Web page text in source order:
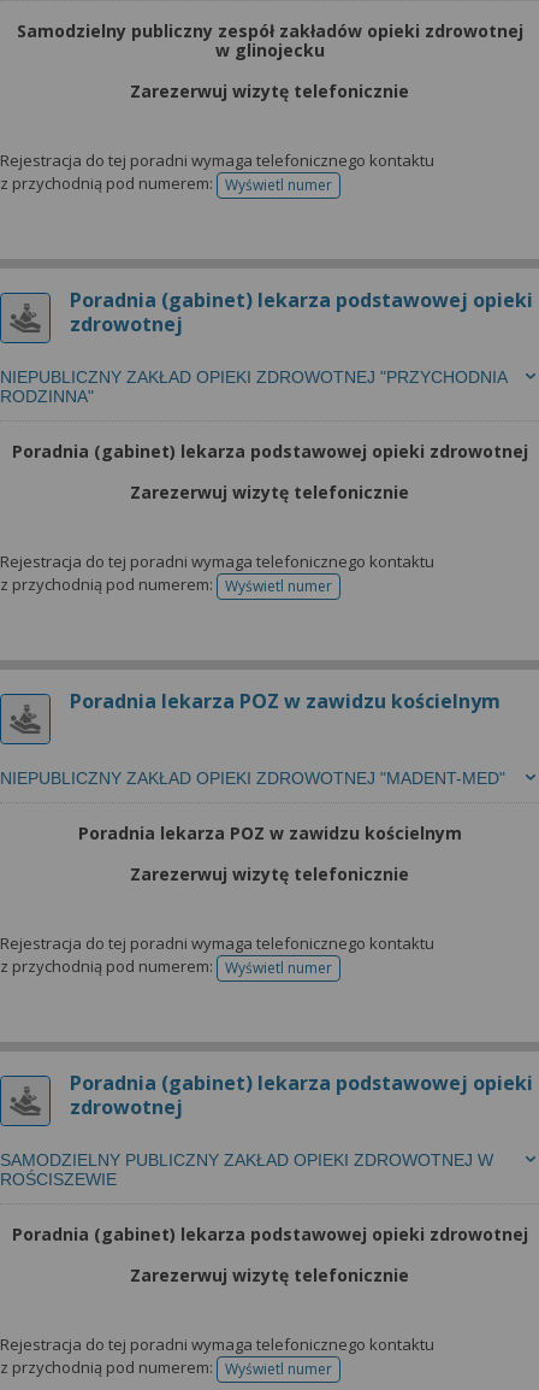
Samodzielny publiczny zespół zakładów opieki zdrowotnej
w glinojecku
Zarezerwuj wizytę telefonicznie
Rejestracja do tej poradni wymaga telefonicznego kontaktu
z przychodnią pod numerem:
Wyświetl numertelefonu do rejestracji
Poradnia (gabinet) lekarza podstawowej opieki
zdrowotnej
NIEPUBLICZNY ZAKŁAD OPIEKI ZDROWOTNEJ "PRZYCHODNIA
RODZINNA"
Poradnia (gabinet) lekarza podstawowej opieki zdrowotnej
Zarezerwuj wizytę telefonicznie
Rejestracja do tej poradni wymaga telefonicznego kontaktu
z przychodnią pod numerem:
Wyświetl numertelefonu do rejestracji
Poradnia lekarza POZ w zawidzu kościelnym
NIEPUBLICZNY ZAKŁAD OPIEKI ZDROWOTNEJ "MADENT-MED"
Poradnia lekarza POZ w zawidzu kościelnym
Zarezerwuj wizytę telefonicznie
Rejestracja do tej poradni wymaga telefonicznego kontaktu
z przychodnią pod numerem:
Wyświetl numertelefonu do rejestracji
Poradnia (gabinet) lekarza podstawowej opieki
zdrowotnej
SAMODZIELNY PUBLICZNY ZAKŁAD OPIEKI ZDROWOTNEJ W
ROŚCISZEWIE
Poradnia (gabinet) lekarza podstawowej opieki zdrowotnej
Zarezerwuj wizytę telefonicznie
Rejestracja do tej poradni wymaga telefonicznego kontaktu
z przychodnią pod numerem:
Wyświetl numertelefonu do rejestracji